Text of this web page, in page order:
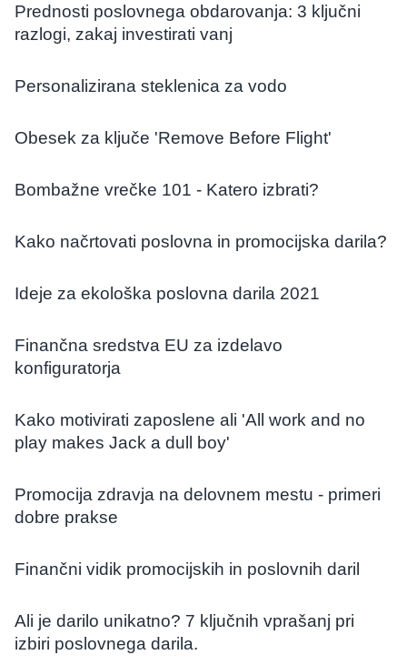
Prednosti poslovnega obdarovanja: 3 ključni
razlogi, zakaj investirati vanj
Personalizirana steklenica za vodo
Obesek za ključe 'Remove Before Flight'
Bombažne vrečke 101 - Katero izbrati?
Kako načrtovati poslovna in promocijska darila?
Ideje za ekološka poslovna darila 2021
Finančna sredstva EU za izdelavo
konfiguratorja
Kako motivirati zaposlene ali 'All work and no
play makes Jack a dull boy'
Promocija zdravja na delovnem mestu - primeri
dobre prakse
Finančni vidik promocijskih in poslovnih daril
Ali je darilo unikatno? 7 ključnih vprašanj pri
izbiri poslovnega darila.